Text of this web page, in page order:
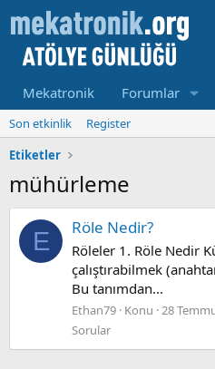
Mekatronik Forumlar
Son etkinlik
Register
Etiketler
mühürleme
E Röle Nedir?
Röleler 1. Röle Nedir
çalıştırabilmek
Bu tanımdan...
Ethan79 Konu 28
Sorular